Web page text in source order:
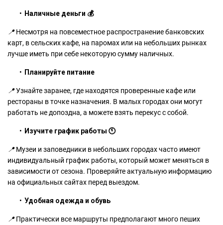
Наличные деньги 💰
📍Несмотря на повсеместное распространение банковских
карт, в сельских кафе, на паромах или на небольших рынках
лучше иметь при себе некоторую сумму наличных.
Планируйте питание
📍Узнайте заранее, где находятся проверенные кафе или
рестораны в точке назначения. В малых городах они могут
работать не допоздна, а можете взять перекус с собой.
Изучите график работы 🕚
📍Музеи и заповедники в небольших городах часто имеют
индивидуальный график работы, который может меняться в
зависимости от сезона. Проверяйте актуальную информацию
на официальных сайтах перед выездом.
Удобная одежда и обувь
📍Практически все маршруты предполагают много пеших